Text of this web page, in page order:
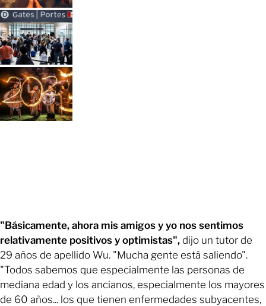
"Básicamente, ahora mis amigos y yo nos sentimos
relativamente positivos y optimistas", dijo un tutor de
29 años de apellido Wu. "Mucha gente está saliendo".
"Todos sabemos que especialmente las personas de
mediana edad y los ancianos, especialmente los mayores
de 60 años... los que tienen enfermedades subyacentes,